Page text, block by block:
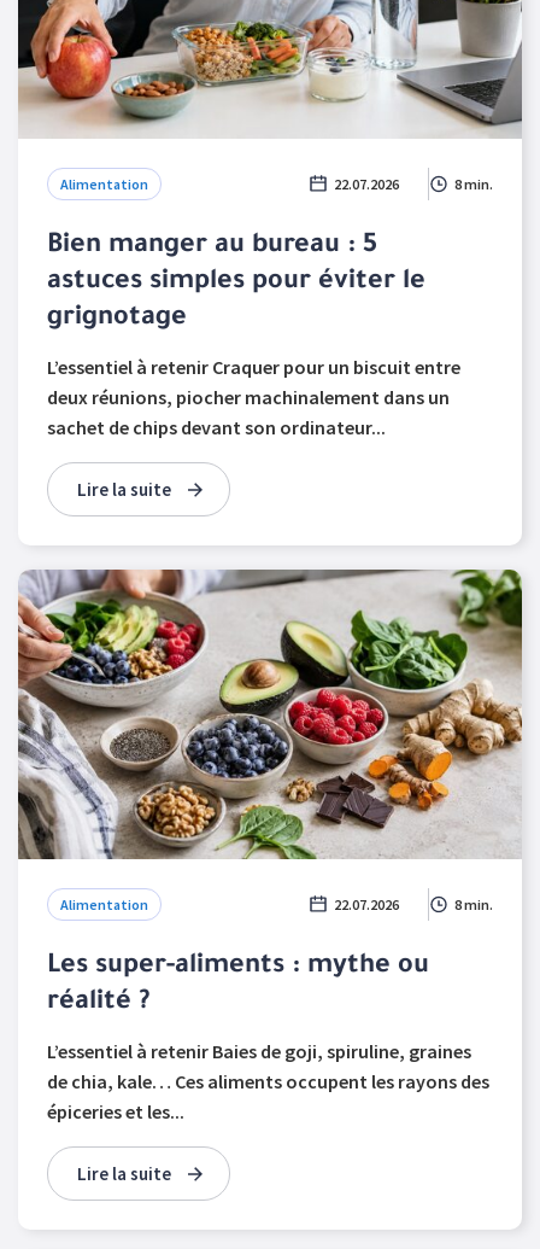
Alimentation 22.07.2026 8 min.
Bien manger au bureau : 5
astuces simples pour éviter le
grignotage
L’essentiel à retenir Craquer pour un biscuit entre
deux réunions, piocher machinalement dans un
sachet de chips devant son ordinateur...
Lire la suite
Alimentation 22.07.2026 8 min.
Les super-aliments : mythe ou
réalité ?
L’essentiel à retenir Baies de goji, spiruline, graines
de chia, kale… Ces aliments occupent les rayons des
épiceries et les...
Lire la suite